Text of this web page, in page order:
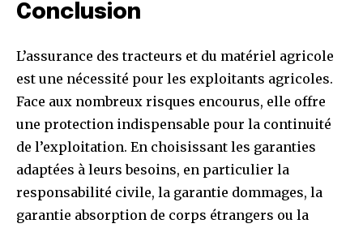
Conclusion
L’assurance des tracteurs et du matériel agricole
est une nécessité pour les exploitants agricoles.
Face aux nombreux risques encourus, elle offre
une protection indispensable pour la continuité
de l’exploitation. En choisissant les garanties
adaptées à leurs besoins, en particulier la
responsabilité civile, la garantie dommages, la
garantie absorption de corps étrangers ou la